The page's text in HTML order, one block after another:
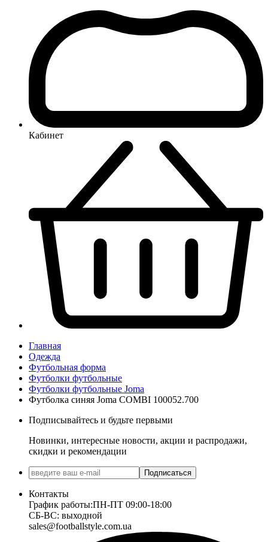
Кабинет
Главная
Одежда
Футбольная форма
Футболки футбольные
Футболки футбольные Joma
Футболка синяя Joma COMBI 100052.700
Подписывайтесь и будьте первыми
Новинки, интересные новости, акции и распродажи,
скидки и рекомендации
Подписаться
Контакты
График работы:ПН-ПТ 09:00-18:00
СБ-ВС: выходной
sales@footballstyle.com.ua